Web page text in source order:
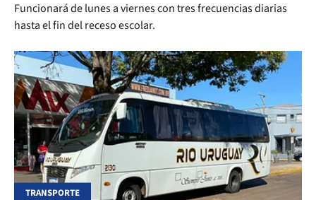
Funcionará de lunes a viernes con tres frecuencias diarias
hasta el fin del receso escolar.
TRANSPORTE